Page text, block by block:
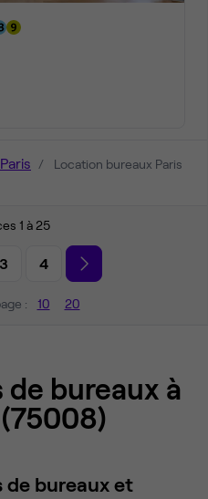
Location bureaux Paris
1 à 25
3 4
: 10 20
bureaux à
de bureaux et